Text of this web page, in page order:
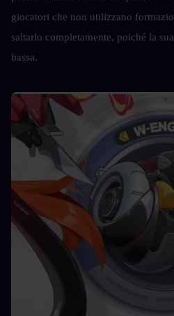
giocatori che non utilizzano
saltarlo completamente, poiché la
bassa.